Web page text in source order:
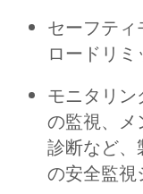
セーフテ
ロードリミ
モニタリ
の監視、
診断など、
の安全監視